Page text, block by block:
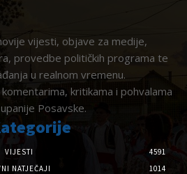
vijesti, objave za medije,
provedbe političkih programa te
u realnom vremenu.
kritikama i pohvalama
Posavske.
VIJESTI
4591
NATJEČAJI
1014